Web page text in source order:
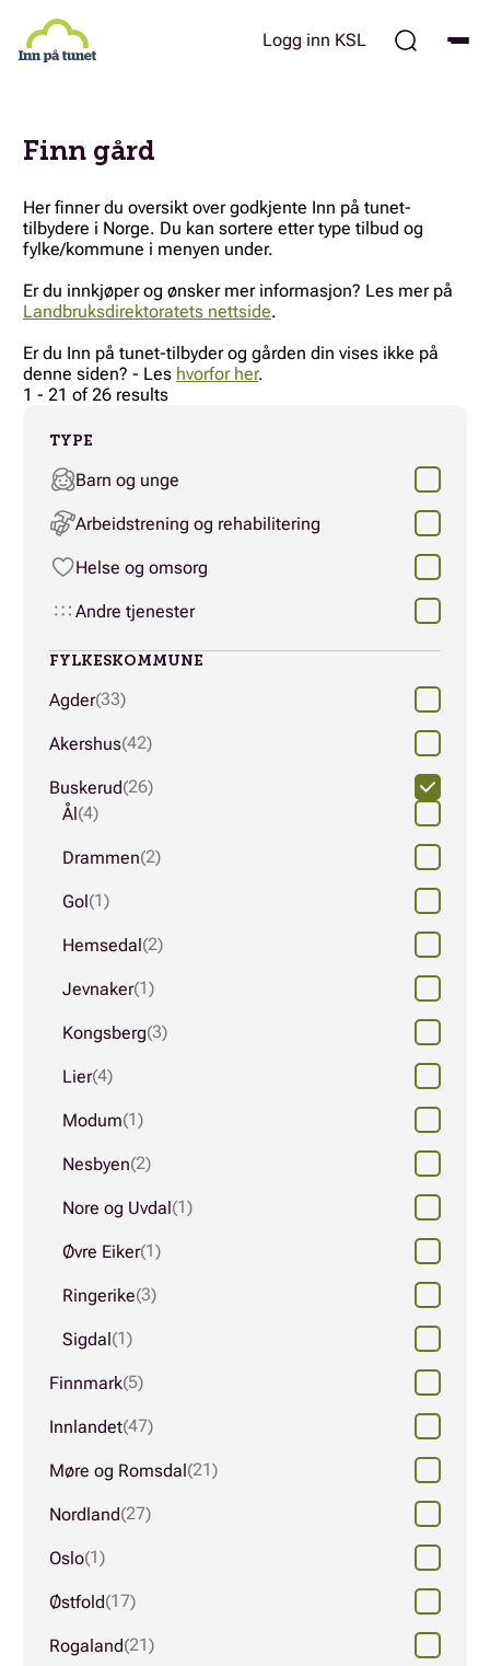
hovedinnhold
Logg inn KSL
Finn gård
Her finner du oversikt over godkjente Inn på tunet-
tilbydere i Norge. Du kan sortere etter type tilbud og
fylke/kommune i menyen under.
Er du innkjøper og ønsker mer informasjon? Les mer på
Landbruksdirektoratets nettside.
Er du Inn på tunet-tilbyder og gården din vises ikke på
denne siden? - Les hvorfor her.
1 - 21 of 26 results
TYPE
Barn og unge
Arbeidstrening og rehabilitering
Helse og omsorg
Andre tjenester
FYLKESKOMMUNE
Agder(33)
Akershus(42)
Buskerud(26)
Ål(4)
Drammen(2)
Gol(1)
Hemsedal(2)
Jevnaker(1)
Kongsberg(3)
Lier(4)
Modum(1)
Nesbyen(2)
Nore og Uvdal(1)
Øvre Eiker(1)
Ringerike(3)
Sigdal(1)
Finnmark(5)
Innlandet(47)
Møre og Romsdal(21)
Nordland(27)
Oslo(1)
Østfold(17)
Rogaland(21)